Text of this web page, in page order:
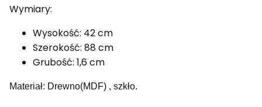
Wymiary:
Wysokość: 42 cm
Szerokość: 88 cm
Grubość: 1,6 cm
Materiał: Drewno(MDF) , szkło.